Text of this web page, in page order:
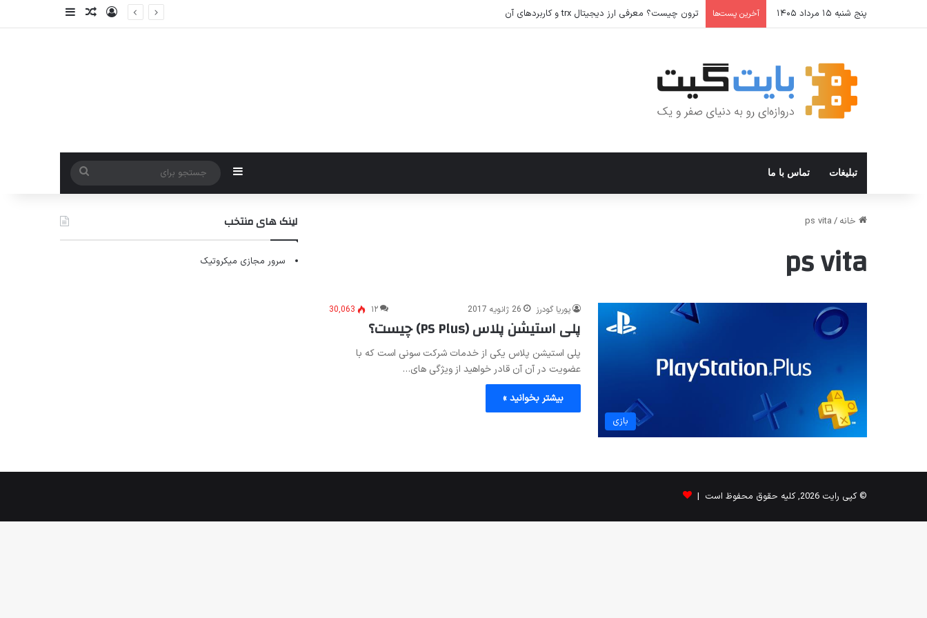
پنج شنبه ۱۵ مرداد ۱۴۰۵ آخرین پست‌ها ترون چیست؟ معرفی ارز دیجیتال trx و کاربردهای آن ورودنوشته تصادفی
سایدبار
تبلیغات تماس با ما سایدبار
جستجو
برای
خانه /
ps vita
ps vita
بازی
پوریا گودرز 26 ژانویه 2017 ۱۲ 30,063
پلی استیشن پلاس (PS Plus) چیست؟
پلی استیشن پلاس یکی از خدمات شرکت سونی است که با
عضویت در آن آن قادر خواهید از ویژگی های…
بیشتر بخوانید »
لینک های منتخب
سرور مجازی میکروتیک
© کپی رایت 2026, کلیه حقوق محفوظ است |